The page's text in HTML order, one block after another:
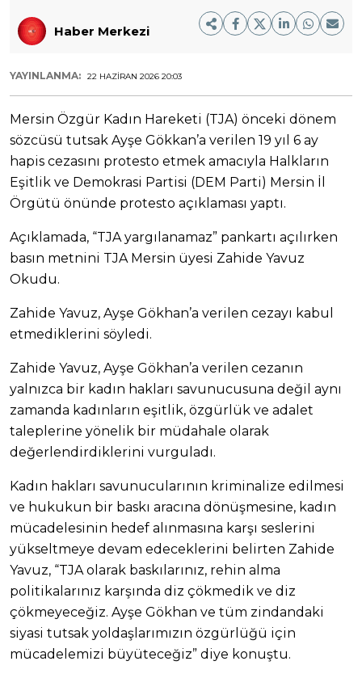
Haber Merkezi
YAYINLANMA: 22 HAZIRAN 2026 20:03
Mersin Özgür Kadın Hareketi (TJA) önceki dönem
sözcüsü tutsak Ayşe Gökkan’a verilen 19 yıl 6 ay
hapis cezasını protesto etmek amacıyla Halkların
Eşitlik ve Demokrasi Partisi (DEM Parti) Mersin İl
Örgütü önünde protesto açıklaması yaptı.
Açıklamada, “TJA yargılanamaz” pankartı açılırken
basın metnini TJA Mersin üyesi Zahide Yavuz
Okudu.
Zahide Yavuz, Ayşe Gökhan’a verilen cezayı kabul
etmediklerini söyledi.
Zahide Yavuz, Ayşe Gökhan’a verilen cezanın
yalnızca bir kadın hakları savunucusuna değil aynı
zamanda kadınların eşitlik, özgürlük ve adalet
taleplerine yönelik bir müdahale olarak
değerlendirdiklerini vurguladı.
Kadın hakları savunucularının kriminalize edilmesi
ve hukukun bir baskı aracına dönüşmesine, kadın
mücadelesinin hedef alınmasına karşı seslerini
yükseltmeye devam edeceklerini belirten Zahide
Yavuz, “TJA olarak baskılarınız, rehin alma
politikalarınız karşında diz çökmedik ve diz
çökmeyeceğiz. Ayşe Gökhan ve tüm zindandaki
siyasi tutsak yoldaşlarımızın özgürlüğü için
mücadelemizi büyüteceğiz” diye konuştu.